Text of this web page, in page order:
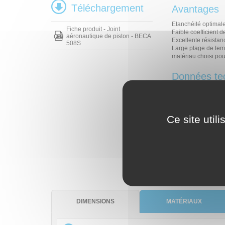
Avantages
Etanchéité
Faible coefficient
Excellente
Large plage de
matériau choisi
Données
Vitesse
Téléchargement
Fiche produit - Joint
aéronautique de piston - BECA
508S
DIMENSIONS MATÉRIAUX
Ce site